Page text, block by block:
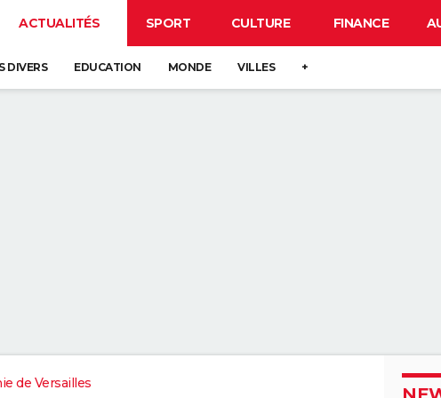
ACTUALITÉS SPORT CULTURE FINANCE
DIVERS EDUCATION MONDE VILLES +
de Versailles